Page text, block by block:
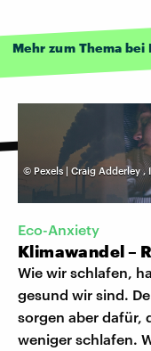
Mehr zum Thema
© Pexels | Craig Adderley,
Eco-Anxiety
Klimawandel –
Wie wir schlafen,
gesund wir sind.
sorgen aber dafür,
weniger schlafen.